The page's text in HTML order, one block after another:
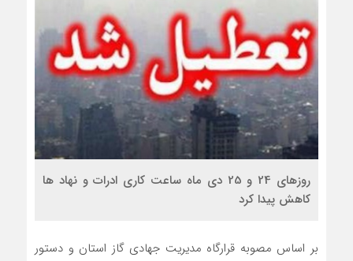
روزهای 24 و 25 دی ماه ساعت کاری ادرات و نهاد ها
کاهش پیدا کرد
بر اساس مصوبه قرارگاه مدیریت جهادی گاز استان و دستور